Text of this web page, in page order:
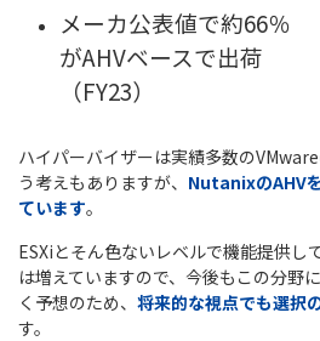
メーカ公表値で約66％
がAHVベースで出荷
（FY23）
ハイパーバイザーは実績多数の
う考えもありますが、 NutanixのAHV
ています。
ESXiとそん色ないレベルで機能提供
は増えていますので、今後もこの分野
く予想のため、 将来的な視点でも選択
す。